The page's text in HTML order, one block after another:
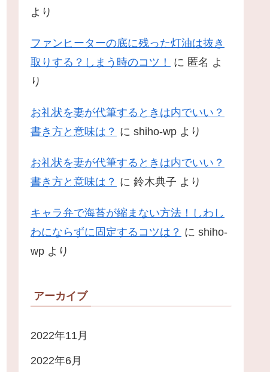
より
ファンヒーターの底に残った灯油は抜き
取りする？しまう時のコツ！
に 匿名 よ
り
お礼状を妻が代筆するときは内でいい？
書き方と意味は？ に shiho-wp より
お礼状を妻が代筆するときは内でいい？
書き方と意味は？ に 鈴木典子 より
キャラ弁で海苔が縮まない方法！しわし
わにならずに固定するコツは？ に shiho-
wp より
アーカイブ
2022年11月
2022年6月